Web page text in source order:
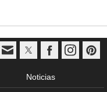
Noticias